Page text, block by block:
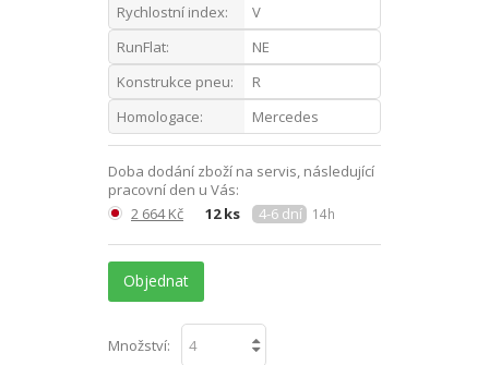
Rychlostní index:
V
RunFlat:
NE
Konstrukce pneu:
R
Homologace:
Mercedes
Doba dodání zboží na servis, následující
pracovní den u Vás:
2 664 Kč
12 ks 4-6 dní 14h
Objednat
Množství: